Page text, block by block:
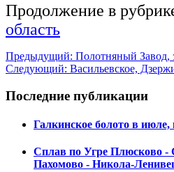
Продолжение в
область
Предыдущий: Полотняный Завод,
Следующий: Васильевское,
Последние публикации
Галкинское болото в июле,
Сплав по Угре Плюсково -
Пахомово - Никола-